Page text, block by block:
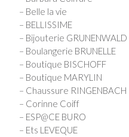
– Belle la vie
– BELLISSIME
– Bijouterie GRUNENWALD
– Boulangerie BRUNELLE
– Boutique BISCHOFF
– Boutique MARYLIN
– Chaussure RINGENBACH
– Corinne Coiff
– ESP@CE BURO
– Ets LEVEQUE